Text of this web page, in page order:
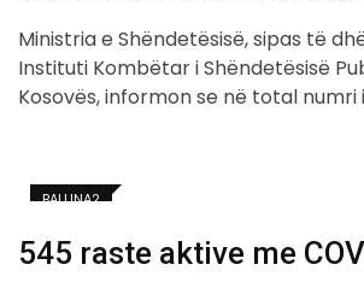
Ministria e Shëndetësisë, sipas të
Instituti Kombëtar i Shëndetësisë
Kosovës, informon se në total numri
BALLINA2
545 raste aktive me